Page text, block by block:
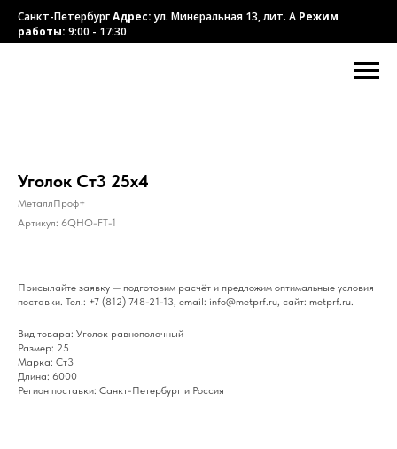
Санкт-ПетербургАдрес:ул. Минеральная 13, лит. А Режим
работы: 9:00 - 17:30
Уголок Ст3 25х4
МеталлПроф+
Артикул: 6QHO-FT-1
Присылайте заявку — подготовим расчёт и предложим оптимальные условия
поставки. Тел.: +7 (812) 748-21-13, email: info@metprf.ru, сайт: metprf.ru.
Вид товара: Уголок равнополочный
Размер: 25
Марка: Ст3
Длина: 6000
Регион поставки: Санкт-Петербург и Россия